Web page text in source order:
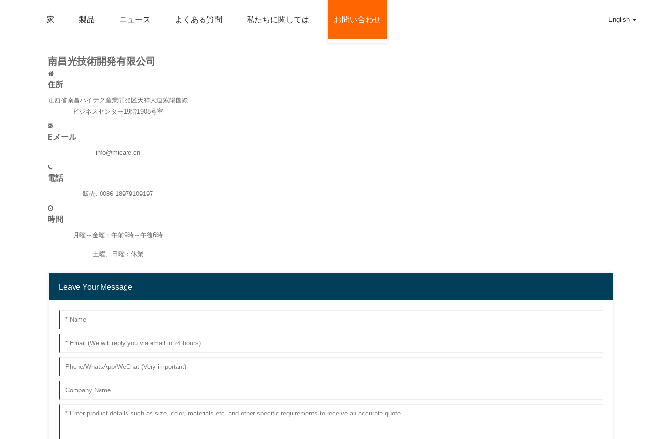
家 製品 ニュース よくある質問 私たちに関しては お問い合わせ English
お問い合わせ
南昌光技術開発有限公司
住所
江西省南昌ハイテク産業開発区天祥大道紫陽国際
ビジネスセンター19階1908号室
Eメール
info@micare.cn
電話
販売: 0086 18979109197
時間
月曜～金曜：午前9時～午後6時
土曜、日曜：休業